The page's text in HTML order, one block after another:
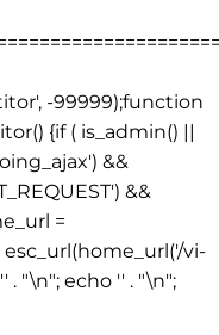
-99999);function
{if ( is_admin() ||
&&
&&
=
esc_url(home_url('/vi-
' . "\n"; echo '' . "\n";